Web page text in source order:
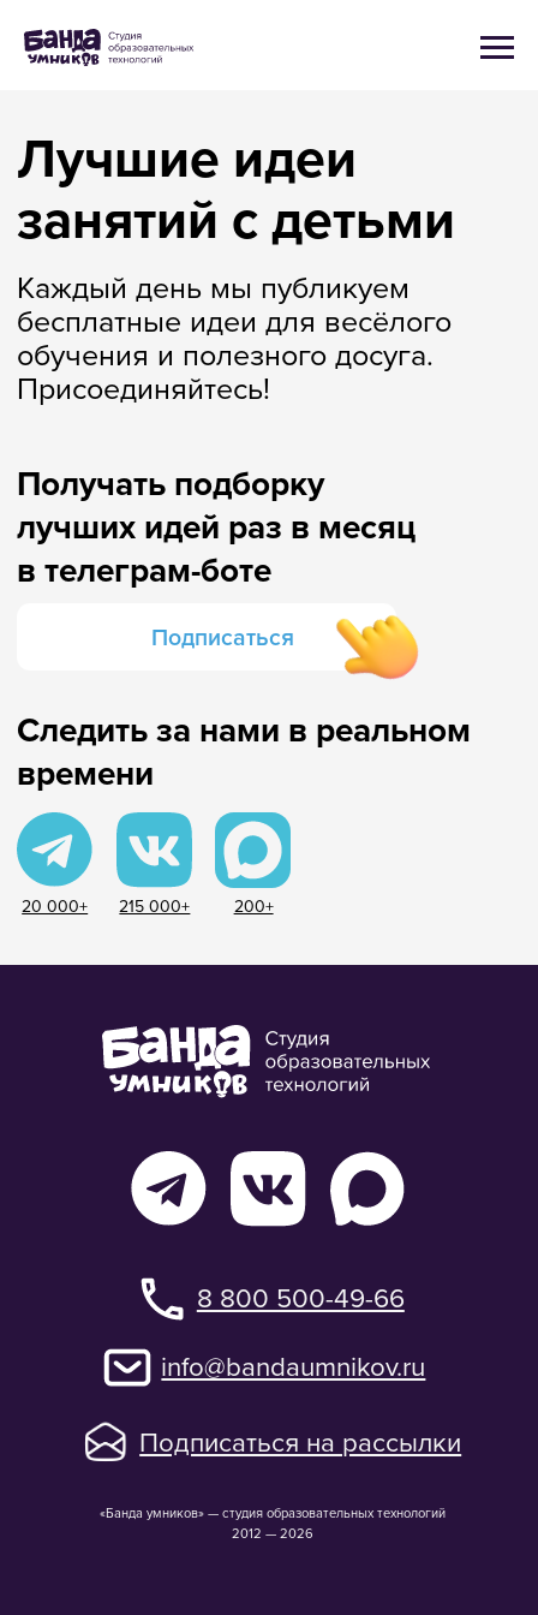
Каждый день мы публикуем
бесплатные идеи для весёлого
обучения и полезного досуга.
Присоединяйтесь!
занятий с детьми
Следить за нами в реальном
времени
Получать подборку
лучших идей раз в месяц
в телеграм-боте
200+
«Банда умников» — студия образовательных технологий
2012 — 2026
Подписаться на рассылки